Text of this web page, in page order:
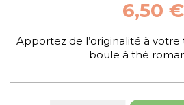
6,50 €
Apportez de l’originalité à votre
boule à thé